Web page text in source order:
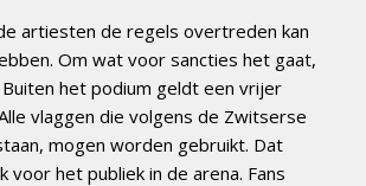
artiesten de regels overtreden kan
Om wat voor sancties het gaat,
het podium geldt een vrijer
vlaggen die volgens de Zwitserse
mogen worden gebruikt. Dat
voor het publiek in de arena. Fans